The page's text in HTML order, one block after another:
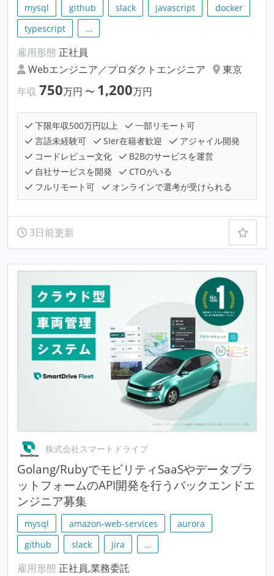
mysql github slack javascript
docker
typescript
…
雇用形態 正社員
Webエンジニア／プロダクトエンジニア
東京
年収 750万円 〜 1,200万円
下限年収500万円以上
一部リモート可
言語未経験可
SIer在籍者歓迎
アジャイル開発
コードレビュー文化
B2Bのサービスを運営
自社サービスを開発
CTOがいる
フルリモート可
オンラインで選考が受けられる
3日前更新
株式会社スマートドライブ
Golang/RubyでモビリティSaaSやデータプラ
ットフォームのAPI開発を行うバックエンドエ
ンジニア募集
mysql amazon-web-services
aurora
github
slack jira …
雇用形態 正社員,業務委託